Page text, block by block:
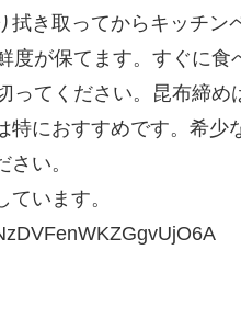
き取ってからキッチン
度が保てます。すぐに
ってください。昆布締め
特におすすめです。希少
い。
います。